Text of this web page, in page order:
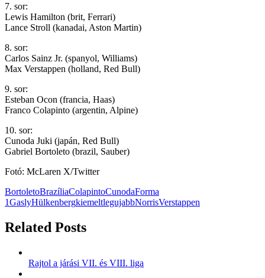
7. sor:
Lewis Hamilton (brit, Ferrari)
Lance Stroll (kanadai, Aston Martin)
8. sor:
Carlos Sainz Jr. (spanyol, Williams)
Max Verstappen (holland, Red Bull)
9. sor:
Esteban Ocon (francia, Haas)
Franco Colapinto (argentin, Alpine)
10. sor:
Cunoda Juki (japán, Red Bull)
Gabriel Bortoleto (brazil, Sauber)
Fotó: McLaren X/Twitter
BortoletoBrazíliaColapintoCunodaForma
1GaslyHülkenbergkiemeltlegujabbNorrisVerstappen
Related Posts
Rajtol a járási VII. és VIII. liga